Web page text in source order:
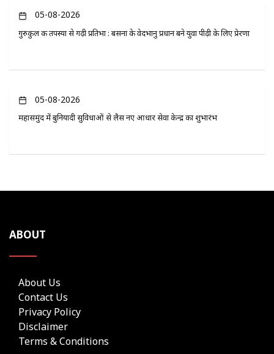
05-08-2026
गुरुकुल की तपस्या से गढ़ी प्रतिभा : बसना के वेदभानु प्रधान बने युवा पीढ़ी के लिए प्रेरणा
05-08-2026
महासमुंद में बुनियादी सुविधाओं से लैस नए आधार सेवा केन्द्र का शुभारंभ
ABOUT
About Us
Contact Us
Privacy Policy
Disclaimer
Terms & Conditions